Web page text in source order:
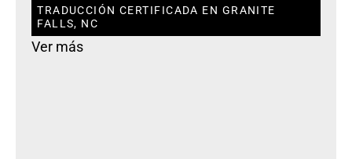
TRADUCCIÓN CERTIFICADA EN GRANITE
FALLS, NC
Ver más